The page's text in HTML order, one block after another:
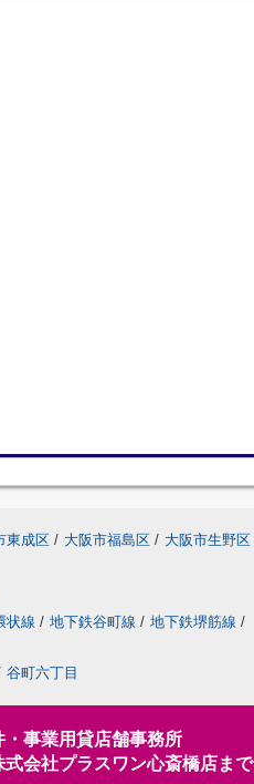
東成区 / 大阪市福島区 / 大阪市生野区
状線 / 地下鉄谷町線 / 地下鉄堺筋線 /
谷町六丁目
事業用貸店舗事務所
会社プラスワン心斎橋店まで